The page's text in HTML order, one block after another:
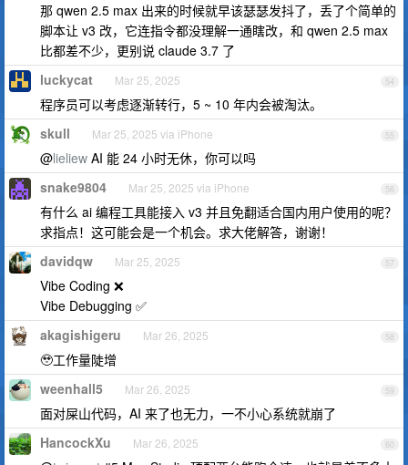
那 qwen 2.5 max 出来的时候就早该瑟瑟发抖了，丢了个简单的
脚本让 v3 改，它连指令都没理解一通瞎改，和 qwen 2.5 max
比都差不少，更别说 claude 3.7 了
54
luckycat Mar 25, 2025
程序员可以考虑逐渐转行，5 ~ 10 年内会被淘汰。
55
skull Mar 25, 2025 via iPhone
@lieliew AI 能 24 小时无休，你可以吗
56
snake9804 Mar 25, 2025 via iPhone
有什么 ai 编程工具能接入 v3 并且免翻适合国内用户使用的呢？
求指点！这可能会是一个机会。求大佬解答，谢谢！
57
davidqw Mar 25, 2025
Vibe Coding ❌
Vibe Debugging ✅
58
akagishigeru Mar 26, 2025
🥹工作量陡增
59
weenhall5 Mar 26, 2025
面对屎山代码，AI 来了也无力，一不小心系统就崩了
60
HancockXu Mar 26, 2025